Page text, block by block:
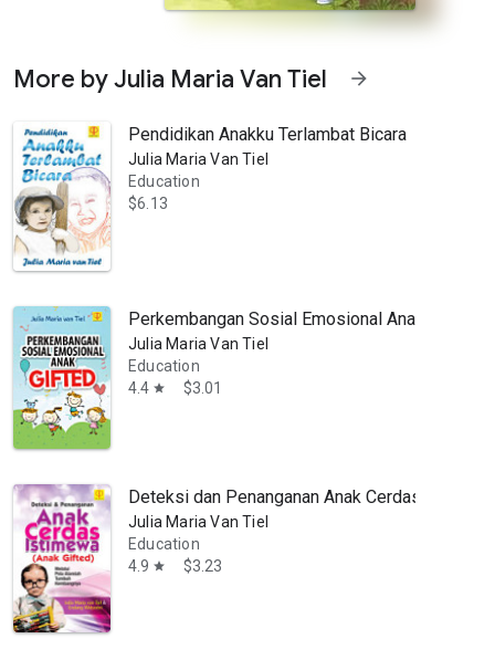
inteligensi yang tinggi, namun keterlambatan bicaranya
More by Julia Maria Van Tiel arrow_forward
Pendidikan Anakku Terlambat Bicara
Julia Maria Van Tiel
Education
$6.13
Perkembangan Sosial Emosional Anak Gifted
Julia Maria Van Tiel
Education
4.4 star $3.01
Deteksi dan Penanganan Anak Cerdas
Julia Maria Van Tiel
Education
4.9 star $3.23